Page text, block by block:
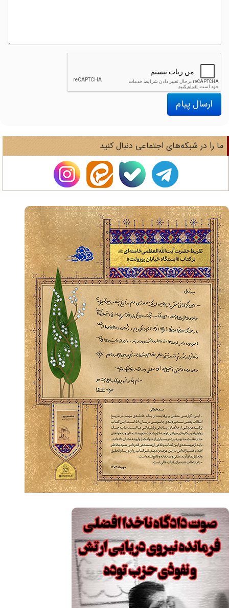
ارسال پیام
را در شبکه‌های اجتماعی دنبال کنید